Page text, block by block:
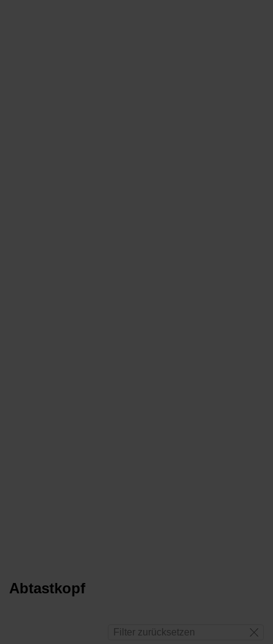
Abtastkopf
Filter zurücksetzen